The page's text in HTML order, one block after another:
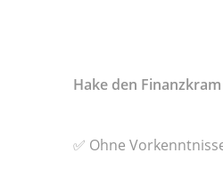
Hake den
✅ Ohne